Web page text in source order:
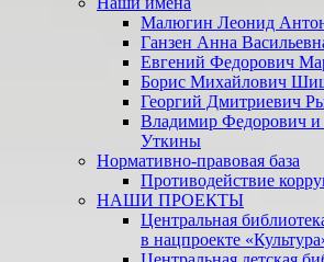
Малюгин Леонид
Ганзен Анна
Евгений Федорович
Борис Михайлович
Георгий Дмитриевич
Владимир Федорович
Уткины
Нормативно-правовая база
Противодействие
НАШИ ПРОЕКТЫ
Центральная
в нацпроекте